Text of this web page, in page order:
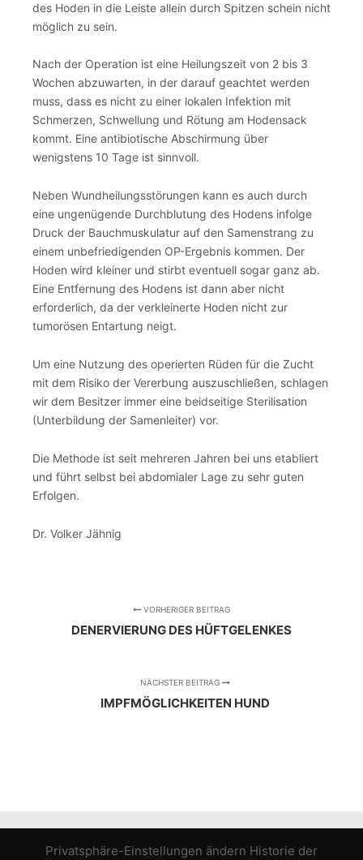
des Hoden in die Leiste allein durch Spitzen schein nicht
möglich zu sein.
Nach der Operation ist eine Heilungszeit von 2 bis 3
Wochen abzuwarten, in der darauf geachtet werden
muss, dass es nicht zu einer lokalen Infektion mit
Schmerzen, Schwellung und Rötung am Hodensack
kommt. Eine antibiotische Abschirmung über
wenigstens 10 Tage ist sinnvoll.
Neben Wundheilungsstörungen kann es auch durch
eine ungenügende Durchblutung des Hodens infolge
Druck der Bauchmuskulatur auf den Samenstrang zu
einem unbefriedigenden OP-Ergebnis kommen. Der
Hoden wird kleiner und stirbt eventuell sogar ganz ab.
Eine Entfernung des Hodens ist dann aber nicht
erforderlich, da der verkleinerte Hoden nicht zur
tumorösen Entartung neigt.
Um eine Nutzung des operierten Rüden für die Zucht
mit dem Risiko der Vererbung auszuschließen, schlagen
wir dem Besitzer immer eine beidseitige Sterilisation
(Unterbildung der Samenleiter) vor.
Die Methode ist seit mehreren Jahren bei uns etabliert
und führt selbst bei abdomialer Lage zu sehr guten
Erfolgen.
Dr. Volker Jähnig
VORHERIGER BEITRAG
DENERVIERUNG DES HÜFTGELENKES
NÄCHSTER BEITRAG
IMPFMÖGLICHKEITEN HUND
Privatsphäre-Einstellungen ändern Historie der